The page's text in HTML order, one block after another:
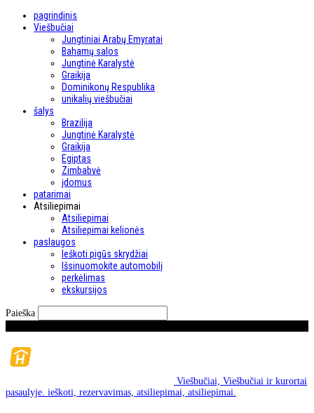
pagrindinis
Viešbučiai
Jungtiniai Arabų Emyratai
Bahamų salos
Jungtinė Karalystė
Graikija
Dominikonų Respublika
unikalių viešbučiai
šalys
Brazilija
Jungtinė Karalystė
Graikija
Egiptas
Zimbabvė
įdomus
patarimai
Atsiliepimai
Atsiliepimai
Atsiliepimai kelionės
paslaugos
Ieškoti pigūs skrydžiai
Išsinuomokite automobilį
perkėlimas
ekskursijos
Paieška
Viešbučiai, Viešbučiai ir kurortai
pasaulyje. ieškoti, rezervavimas, atsiliepimai, atsiliepimai.